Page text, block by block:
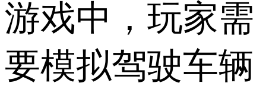
游戏中，玩家需
要模拟驾驶车辆